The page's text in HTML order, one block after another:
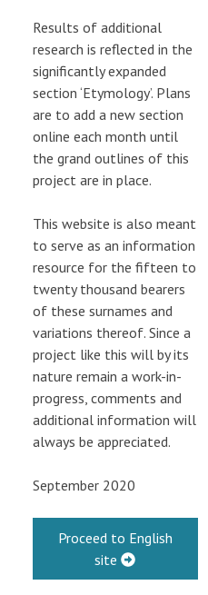
Results of additional
research is reflected in the
significantly expanded
section ‘Etymology’. Plans
are to add a new section
online each month until
the grand outlines of this
project are in place.
This website is also meant
to serve as an information
resource for the fifteen to
twenty thousand bearers
of these surnames and
variations thereof. Since a
project like this will by its
nature remain a work-in-
progress, comments and
additional information will
always be appreciated.
September 2020
Proceed to English
site